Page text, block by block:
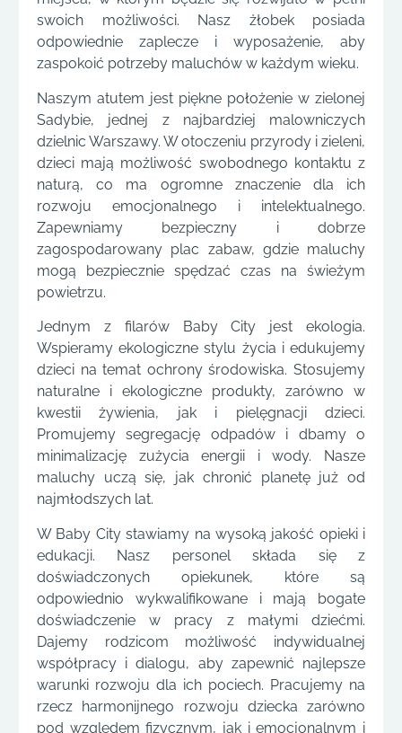
swoich możliwości. Nasz żłobek posiada
odpowiednie zaplecze i wyposażenie, aby
zaspokoić potrzeby maluchów w każdym wieku.
Naszym atutem jest piękne położenie w zielonej
Sadybie, jednej z najbardziej malowniczych
dzielnic Warszawy. W otoczeniu przyrody i zieleni,
dzieci mają możliwość swobodnego kontaktu z
naturą, co ma ogromne znaczenie dla ich
rozwoju emocjonalnego i intelektualnego.
Zapewniamy bezpieczny i dobrze
zagospodarowany plac zabaw, gdzie maluchy
mogą bezpiecznie spędzać czas na świeżym
powietrzu.
Jednym z filarów Baby City jest ekologia.
Wspieramy ekologiczne stylu życia i edukujemy
dzieci na temat ochrony środowiska. Stosujemy
naturalne i ekologiczne produkty, zarówno w
kwestii żywienia, jak i pielęgnacji dzieci.
Promujemy segregację odpadów i dbamy o
minimalizację zużycia energii i wody. Nasze
maluchy uczą się, jak chronić planetę już od
najmłodszych lat.
W Baby City stawiamy na wysoką jakość opieki i
edukacji. Nasz personel składa się z
doświadczonych opiekunek, które są
odpowiednio wykwalifikowane i mają bogate
doświadczenie w pracy z małymi dziećmi.
Dajemy rodzicom możliwość indywidualnej
współpracy i dialogu, aby zapewnić najlepsze
warunki rozwoju dla ich pociech. Pracujemy na
rzecz harmonijnego rozwoju dziecka zarówno
pod względem fizycznym, jak i emocjonalnym i